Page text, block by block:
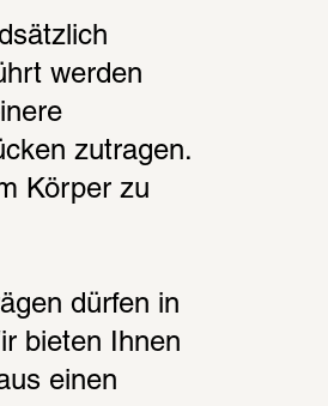
werden
zutragen.
Körper zu
dürfen in
bieten Ihnen
einen